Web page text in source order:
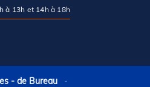
à 13h et 14h à 18h
- de Bureau